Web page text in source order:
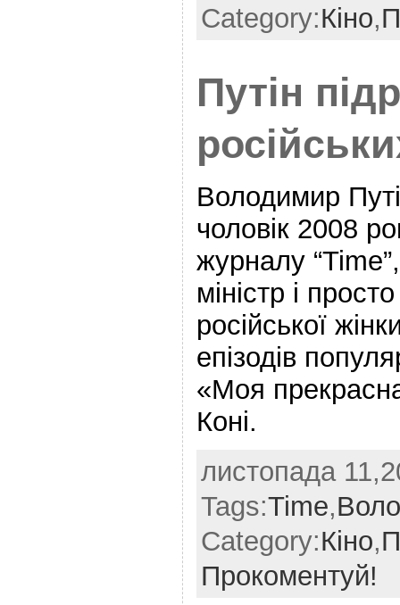
Category:Кіно,
Путін
Володимир
чоловік 2008
журналу
міністр і
російської
епізодів
«Моя
Коні.
листопада
Tags:Time,
Category:Кіно,
Прокоментуй!